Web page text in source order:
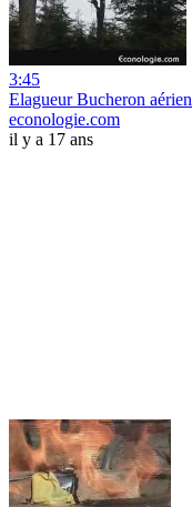
3:45
Elagueur Bucheron aérien
econologie.com
il y a 17 ans